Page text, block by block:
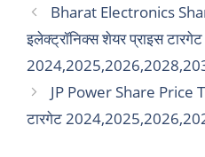
Bharat Electronics
इलेक्ट्रॉनिक्स शेयर प्राइस टारगेट
JP Power Share Price
टारगेट